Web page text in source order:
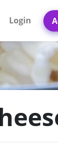
Login